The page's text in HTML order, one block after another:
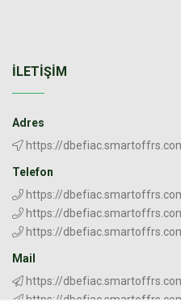
İLETIŞIM
Adres
https://
Telefon
https://
https://
https://
Mail
https://
https://